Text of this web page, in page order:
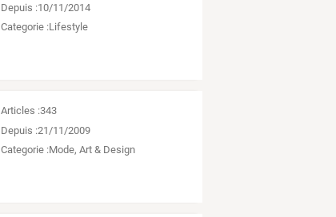
Depuis :10/11/2014
Categorie :Lifestyle
Articles :343
Depuis :21/11/2009
Categorie :Mode, Art & Design